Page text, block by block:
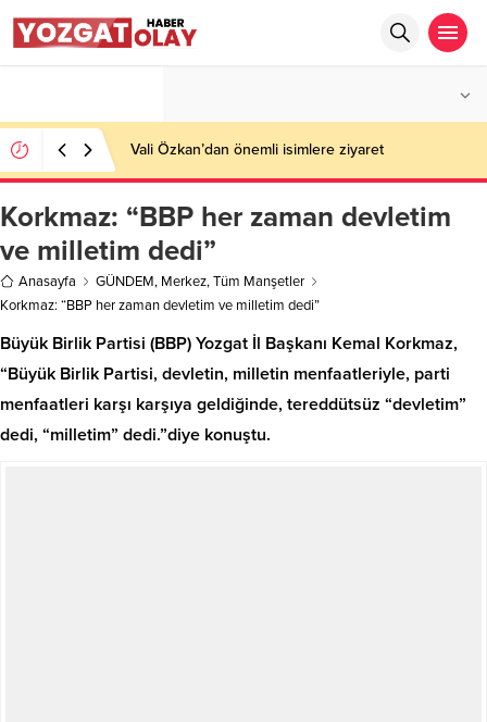
Vali Özkan’dan önemli isimlere ziyaret
Korkmaz: “BBP her zaman devletim
ve milletim dedi”
Anasayfa GÜNDEM, Merkez,Tüm Manşetler
Korkmaz: “BBP her zaman devletim ve milletim dedi”
Büyük Birlik Partisi (BBP) Yozgat İl Başkanı Kemal Korkmaz,
“Büyük Birlik Partisi, devletin, milletin menfaatleriyle, parti
menfaatleri karşı karşıya geldiğinde, tereddütsüz “devletim”
dedi, “milletim” dedi.”diye konuştu.